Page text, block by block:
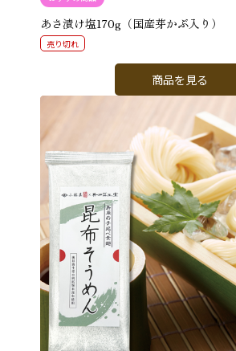
あさ漬け塩170g（国産芽かぶ入り）
売り切れ
商品を見る